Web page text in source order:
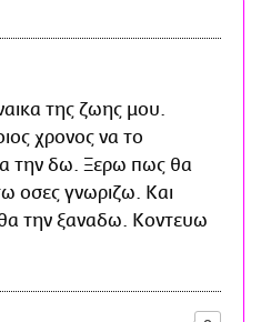
της ζωης μου.
χρονος να το
την δω. Ξερω πως θα
οσες γνωριζω. Και
την ξαναδω. Κοντευω